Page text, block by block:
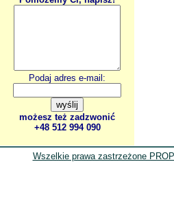
Podaj adres e-mail:
możesz też zadzwonić
+48 512 994 090
Wszelkie prawa zastrzeżone